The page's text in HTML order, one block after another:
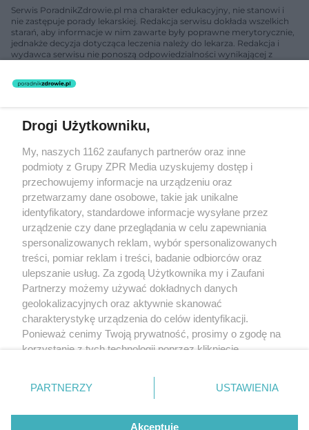
Serwis PoradnikZdrowie.pl ma charakter edukacyjny, nie stanowi i
nie zastępuje porady lekarskiej. Redakcja serwisu dokłada wszelkich
starań, aby informacje w nim zawarte były poprawne merytorycznie,
jednakże decyzja dotycząca leczenia należy do lekarza. Redakcja i
wydawca serwisu nie ponoszą odpowiedzialności wynikającej z
świadczeń zdrowotnych w rozumieniu art. 3 ust 1 ustawy o
rozpowszechniany lub dalej rozpowszechniany w jakikolwiek sposób
(w tym także elektroniczny lub mechaniczny) na jakimkolwiek polu
eksploatacji w jakiejkolwiek formie, włącznie z umieszczaniem w
Internecie bez pisemnej zgody właściciela praw. Jakiekolwiek użycie
lub wykorzystanie utworów w całości lub w części z naruszeniem
prawa, tzn. bez właściwej zgody, jest zabronione pod groźbą kary i
może być ścigane prawnie.
O nas
Informacje prawne
Nasze serwisy
Drogi Użytkowniku,
My, naszych 1162 zaufanych partnerów oraz inne
podmioty z Grupy ZPR Media uzyskujemy dostęp i
przechowujemy informacje na urządzeniu oraz
przetwarzamy dane osobowe, takie jak unikalne
identyfikatory, standardowe informacje wysyłane przez
urządzenie czy dane przeglądania w celu zapewniania
spersonalizowanych reklam, wybór spersonalizowanych
treści, pomiar reklam i treści, badanie odbiorców oraz
ulepszanie usług. Za zgodą Użytkownika my i Zaufani
Partnerzy możemy używać dokładnych danych
geolokalizacyjnych oraz aktywnie skanować
charakterystykę urządzenia do celów identyfikacji.
Ponieważ cenimy Twoją prywatność, prosimy o zgodę na
korzystanie z tych technologii poprzez kliknięcie
zmienić/wycofać klikając przycisk ustawień prywatności
znajdujący się w lewym dolnym rogu strony
rodzaje przetwarzania danych nie wymagają zgody
użytkownika, ale masz prawo sprzeciwić się takiemu
PARTNERZY USTAWIENIA
Akceptuję